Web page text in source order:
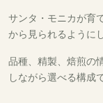
サンタ・モニカが育
から見られるように
品種、精製、焙煎の
しながら選べる構成